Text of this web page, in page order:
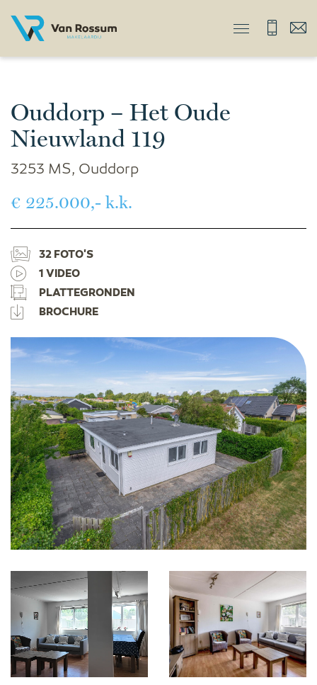
Ouddorp – Het Oude
Nieuwland 119
3253 MS, Ouddorp
€ 225.000,- k.k.
32 FOTO'S
1 VIDEO
PLATTEGRONDEN
BROCHURE